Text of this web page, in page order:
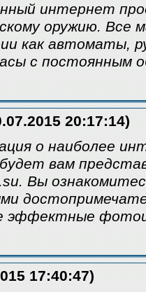
интернет
оружию. Все
как автоматы,
с постоянным
20:17:14)
о наиболее
вам
Вы
эффектные
17:40:47)